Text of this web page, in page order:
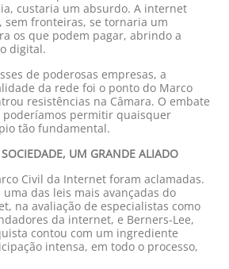
custaria um absurdo. A internet
sem fronteiras, se tornaria um
os que podem pagar, abrindo a
digital.
de poderosas empresas, a
da rede foi o ponto do Marco
resistências na Câmara. O embate
poderíamos permitir quaisquer
tão fundamental.
UM GRANDE ALIADO
Civil da Internet foram aclamadas.
das leis mais avançadas do
na avaliação de especialistas como
da internet, e Berners-Lee,
contou com um ingrediente
intensa, em todo o processo,